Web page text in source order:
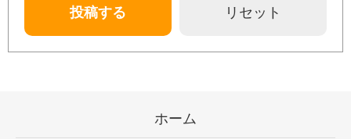
ホーム